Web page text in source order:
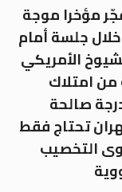
مؤخرا موجة
جلسة أمام
الأمريكي
امتلاك
صالحة
تحتاج فقط
التخصيب